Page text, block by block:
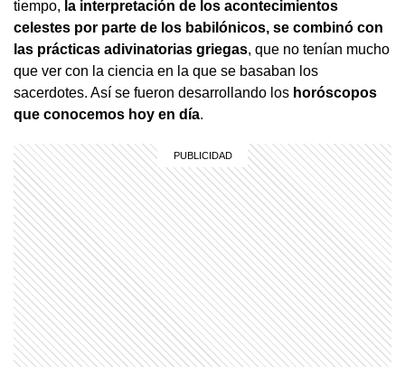
tiempo, la interpretación de los acontecimientos
celestes por parte de los babilónicos, se combinó con
las prácticas adivinatorias griegas, que no tenían mucho
que ver con la ciencia en la que se basaban los
sacerdotes. Así se fueron desarrollando los horóscopos
que conocemos hoy en día.